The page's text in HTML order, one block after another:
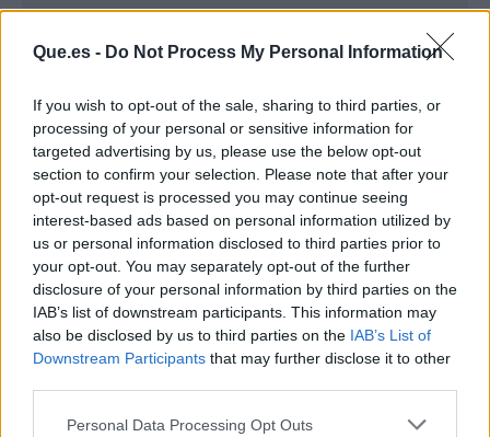
Que.es - Do Not Process My Personal Information
If you wish to opt-out of the sale, sharing to third parties, or
processing of your personal or sensitive information for
targeted advertising by us, please use the below opt-out
section to confirm your selection. Please note that after your
opt-out request is processed you may continue seeing
interest-based ads based on personal information utilized by
us or personal information disclosed to third parties prior to
your opt-out. You may separately opt-out of the further
disclosure of your personal information by third parties on the
IAB’s list of downstream participants. This information may
also be disclosed by us to third parties on the IAB’s List of
Downstream Participants that may further disclose it to other
Personal Data Processing Opt Outs
Publicidad